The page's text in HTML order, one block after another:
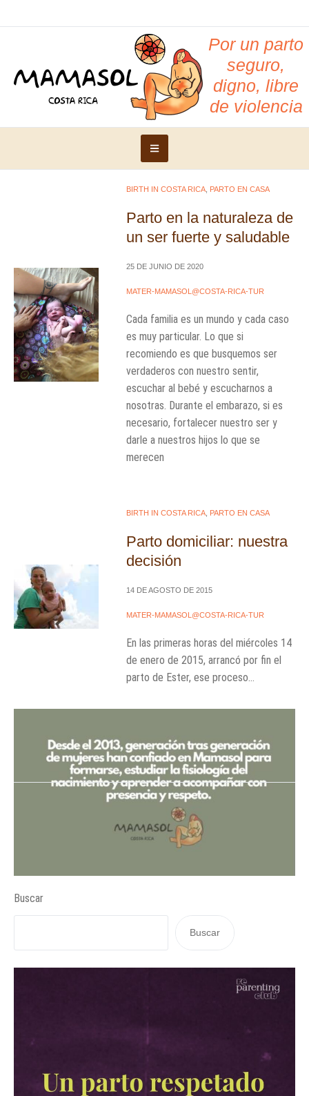
Por un parto
seguro,
digno, libre
de violencia
BIRTH IN COSTA RICA PARTO EN CASA
Parto en la naturaleza de
un ser fuerte y saludable
25 DE JUNIO DE 2020
MATER-MAMASOL@COSTA-RICA-TUR
Cada familia es un mundo y cada caso
es muy particular. Lo que si
recomiendo es que busquemos ser
verdaderos con nuestro sentir,
escuchar al bebé y escucharnos a
nosotras. Durante el embarazo, si es
necesario, fortalecer nuestro ser y
darle a nuestros hijos lo que se
merecen
BIRTH IN COSTA RICA PARTO EN CASA
Parto domiciliar: nuestra
decisión
14 DE AGOSTO DE 2015
MATER-MAMASOL@COSTA-RICA-TUR
En las primeras horas del miércoles 14
de enero de 2015, arrancó por fin el
parto de Ester, ese proceso...
Buscar
Buscar